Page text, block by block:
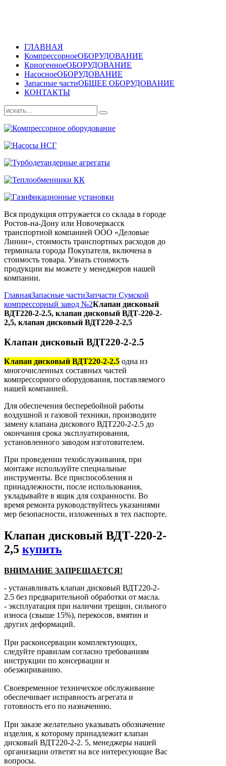
ГЛАВНАЯ
КомпрессорноеОБОРУДОВАНИЕ
КриогенноеОБОРУДОВАНИЕ
НасосноеОБОРУДОВАНИЕ
Запасные частиОБЩЕЕ ОБОРУДОВАНИЕ
КОНТАКТЫ
Вся продукция отгружается со склада в городе
Ростов-на-Дону или Новочеркасск
транспортной компанией ООО «Деловые
Линии», стоимость транспортных расходов до
терминала города Покупателя, включена в
стоимость товара. Узнать стоимость
продукции вы можете у менеджеров нашей
компании.
ГлавнаяЗапасные частиЗапчасти Сумской
компрессорный завод №2Клапан дисковый
ВДТ220-2-2.5, клапан дисковый ВДТ-220-2-
2,5, клапан дисковый ВДТ220-2-2,5
Клапан дисковый ВДТ220-2-2.5
Клапан дисковый ВДТ220-2-2.5 одна из
многочисленных составных частей
компрессорного оборудования, поставляемого
нашей компанией.
Для обеспечения бесперебойной работы
воздушной и газовой техники, производите
замену клапана дискового ВДТ220-2-2.5 до
окончания срока эксплуатирования,
установленного заводом изготовителем.
При проведении техобслуживания, при
монтаже используйте специальные
инструменты. Все приспособления и
принадлежности, после использования,
укладывайте в ящик для сохранности. Во
время ремонта руководствуйтесь указаниями
мер безопасности, изложенных в тех паспорте.
Клапан дисковый ВДТ-220-2-
2,5 купить
ВНИМАНИЕ ЗАПРЕЩАЕТСЯ!
- устанавливать клапан дисковый ВДТ220-2-
2.5 без предварительной обработки от масла.
- эксплуатация при наличии трещин, сильного
износа (свыше 15%), перекосов, вмятин и
других деформаций.
При расконсервации комплектующих,
следуйте правилам согласно требованиям
инструкции по консервации и
обезжириванию.
Своевременное техническое обслуживание
обеспечивает исправность агрегата и
готовность его по назначению.
При заказе желательно указывать обозначение
изделия, к которому принадлежит клапан
дисковый ВДТ220-2-2. 5, менеджеры нашей
организации ответят на все интересующие Вас
вопросы.